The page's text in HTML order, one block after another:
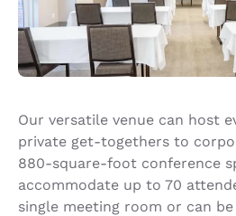
Our versatile venue can host
private get-togethers to
880-square-foot conference
accommodate up to 70
single meeting room or can